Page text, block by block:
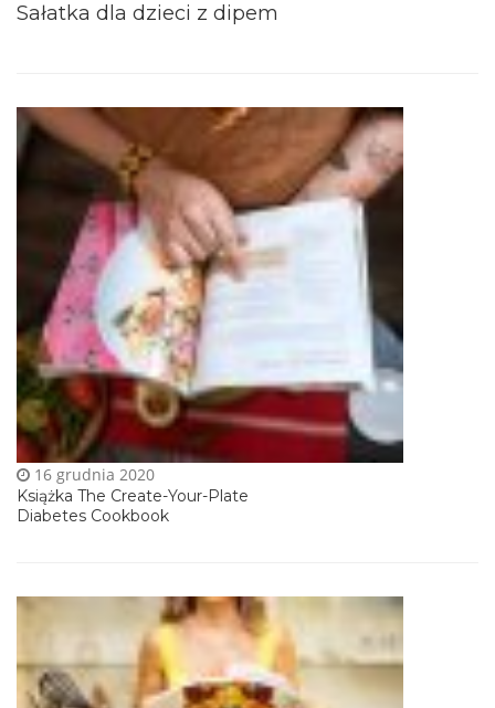
Sałatka dla dzieci z dipem
Książka The Create-Your-Plate
Diabetes Cookbook
16 grudnia 2020